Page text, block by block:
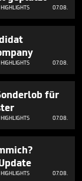
07.08.
07.08.
für
07.08.
07.08.